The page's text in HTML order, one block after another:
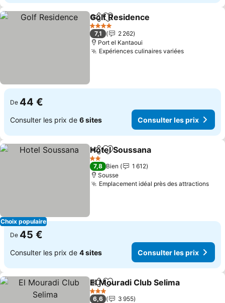
PartagerAjouter à mes favoris
Golf Residence
4 Étoiles
7,1
2 262
Port el Kantaoui
Expériences culinaires variéesConsulter
De 44 €
Consulter les prix de 6 sites Consulter les prix
Choix populaire
PartagerAjouter à mes favoris
Hotel Soussana
2 Étoiles
7,8 Bien
1 612
Sousse
Emplacement idéal près des attractions
De 45 €
Consulter les prix de 4 sites Consulter les prix
PartagerAjouter à mes favoris
El Mouradi Club Selima
3 Étoiles
6,6
3 955